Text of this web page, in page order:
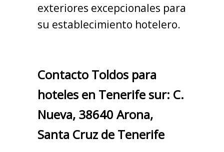
exteriores excepcionales para
su establecimiento hotelero.
Contacto Toldos para
hoteles en Tenerife sur: C.
Nueva, 38640 Arona,
Santa Cruz de Tenerife